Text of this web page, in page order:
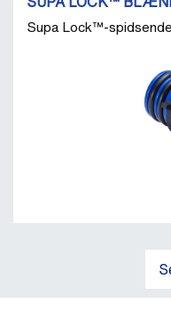
Supa Lock™-